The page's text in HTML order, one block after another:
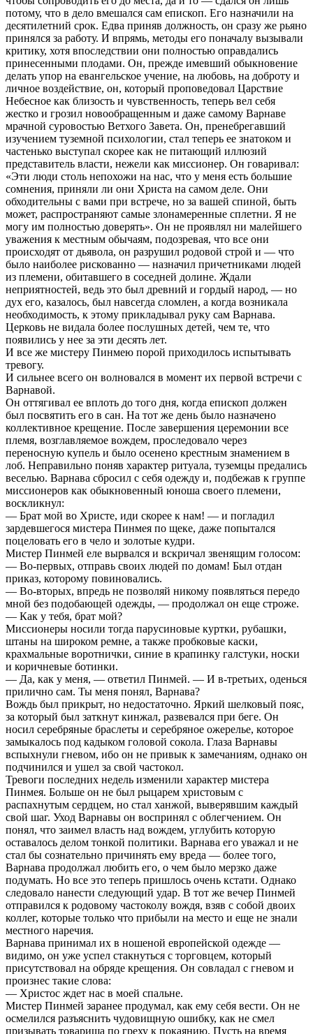
потому, что в дело вмешался сам епископ. Его назначили на
десятилетний срок. Едва приняв должность, он сразу же рьяно
принялся за работу. И впрямь, методы его поначалу вызывали
критику, хотя впоследствии они полностью оправдались
принесенными плодами. Он, прежде имевший обыкновение
делать упор на евангельское учение, на любовь, на доброту и
личное воздействие, он, который проповедовал Царствие
Небесное как близость и чувственность, теперь вел себя
жестко и грозил новообращенным и даже самому Варнаве
мрачной суровостью Ветхого Завета. Он, пренебрегавший
изучением туземной психологии, стал теперь ее знатоком и
частенько выступал скорее как не питающий иллюзий
представитель власти, нежели как миссионер. Он говаривал:
«Эти люди столь непохожи на нас, что у меня есть большие
сомнения, приняли ли они Христа на самом деле. Они
обходительны с вами при встрече, но за вашей спиной, быть
может, распространяют самые злонамеренные сплетни. Я не
могу им полностью доверять». Он не проявлял ни малейшего
уважения к местным обычаям, подозревая, что все они
происходят от дьявола, он разрушил родовой строй и — что
было наиболее рискованно — назначил причетниками людей
из племени, обитавшего в соседней долине. Ждали
неприятностей, ведь это был древний и гордый народ, — но
дух его, казалось, был навсегда сломлен, а когда возникала
необходимость, к этому прикладывал руку сам Варнава.
Церковь не видала более послушных детей, чем те, что
появились у нее за эти десять лет.
И все же мистеру Пинмею порой приходилось испытывать
тревогу.
И сильнее всего он волновался в момент их первой встречи с
Варнавой.
Он оттягивал ее вплоть до того дня, когда епископ должен
был посвятить его в сан. На тот же день было назначено
коллективное крещение. После завершения церемонии все
племя, возглавляемое вождем, проследовало через
переносную купель и было осенено крестным знамением в
лоб. Неправильно поняв характер ритуала, туземцы предались
веселью. Варнава сбросил с себя одежду и, подбежав к группе
миссионеров как обыкновенный юноша своего племени,
воскликнул:
— Брат мой во Христе, иди скорее к нам! — и погладил
зардевшегося мистера Пинмея по щеке, даже попытался
поцеловать его в чело и золотые кудри.
Мистер Пинмей еле вырвался и вскричал звенящим голосом:
— Во-первых, отправь своих людей по домам! Был отдан
приказ, которому повиновались.
— Во-вторых, впредь не позволяй никому появляться передо
мной без подобающей одежды, — продолжал он еще строже.
— Как у тебя, брат мой?
Миссионеры носили тогда парусиновые куртки, рубашки,
штаны на широком ремне, а также пробковые каски,
крахмальные воротнички, синие в крапинку галстуки, носки
и коричневые ботинки.
— Да, как у меня, — ответил Пинмей. — И в-третьих, оденься
прилично сам. Ты меня понял, Варнава?
Вождь был прикрыт, но недостаточно. Яркий шелковый пояс,
за который был заткнут кинжал, развевался при беге. Он
носил серебряные браслеты и серебряное ожерелье, которое
замыкалось под кадыком головой сокола. Глаза Варнавы
вспыхнули гневом, ибо он не привык к замечаниям, однако он
подчинился и ушел за свой частокол.
Тревоги последних недель изменили характер мистера
Пинмея. Больше он не был рыцарем христовым с
распахнутым сердцем, но стал ханжой, выверявшим каждый
свой шаг. Уход Варнавы он воспринял с облегчением. Он
понял, что заимел власть над вождем, углубить которую
оставалось делом тонкой политики. Варнава его уважал и не
стал бы сознательно причинять ему вреда — более того,
Варнава продолжал любить его, о чем было мерзко даже
подумать. Но все это теперь пришлось очень кстати. Однако
следовало нанести следующий удар. В тот же вечер Пинмей
отправился к родовому частоколу вождя, взяв с собой двоих
коллег, которые только что прибыли на место и еще не знали
местного наречия.
Варнава принимал их в ношеной европейской одежде —
видимо, он уже успел стакнуться с торговцем, который
присутствовал на обряде крещения. Он совладал с гневом и
произнес такие слова:
— Христос ждет нас в моей спальне.
Мистер Пинмей заранее продумал, как ему себя вести. Он не
осмелился разъяснить чудовищную ошибку, как не смел
призывать товарища по греху к покаянию. Пусть на время